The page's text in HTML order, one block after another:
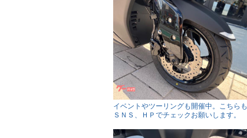
イベントやツーリングも開催中。こちらも
ＳＮＳ、ＨＰでチェックお願いします。